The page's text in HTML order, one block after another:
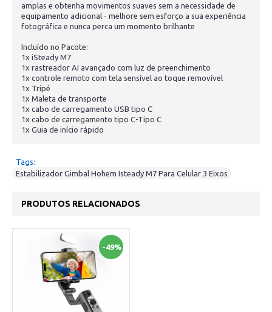
amplas e obtenha movimentos suaves sem a necessidade de
equipamento adicional - melhore sem esforço a sua experiência
fotográfica e nunca perca um momento brilhante
Incluído no Pacote:
1x iSteady M7
1x rastreador AI avançado com luz de preenchimento
1x controle remoto com tela sensível ao toque removível
1x Tripé
1x Maleta de transporte
1x cabo de carregamento USB tipo C
1x cabo de carregamento tipo C-Tipo C
1x Guia de início rápido
Tags:
Estabilizador Gimbal Hohem Isteady M7 Para Celular 3 Eixos
PRODUTOS RELACIONADOS
-49%